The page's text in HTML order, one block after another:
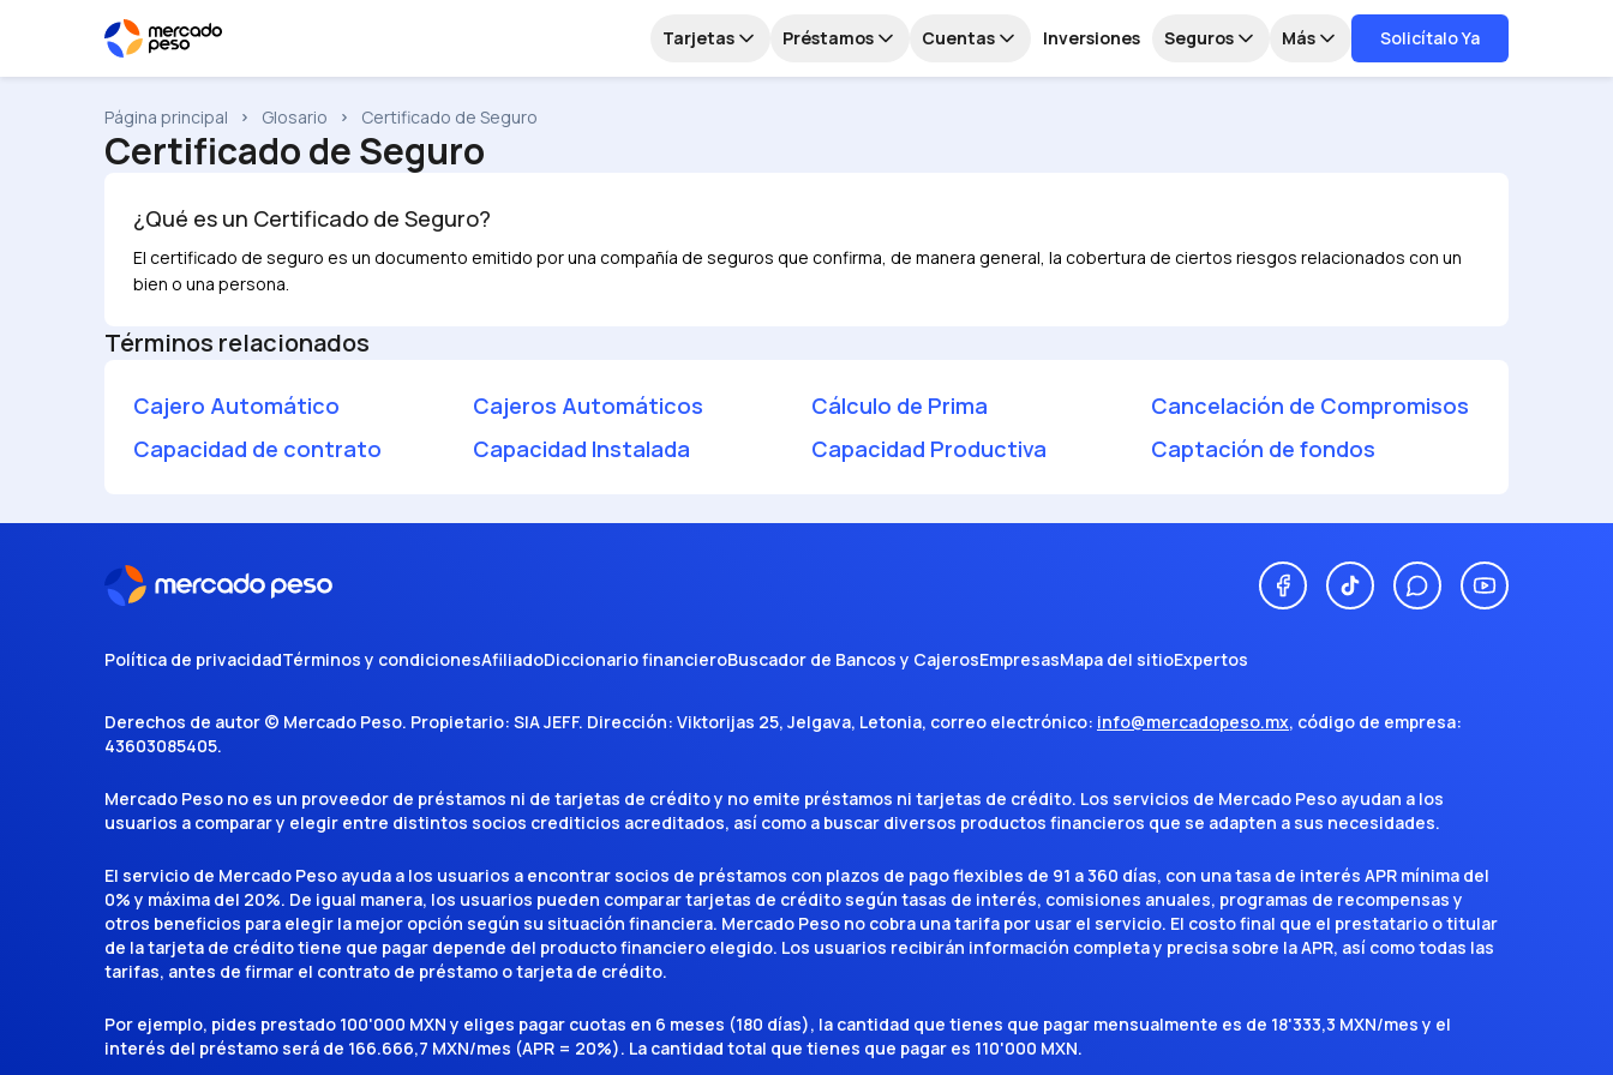
Tarjetas Préstamos Cuentas Inversiones Seguros Más Solicítalo Ya
Página principal Glosario Certificado de Seguro
Certificado de Seguro
¿Qué es un Certificado de Seguro?
El certificado de seguro es un documento emitido por una compañía de seguros que confirma, de manera general, la cobertura de ciertos riesgos relacionados con un
bien o una persona.
Términos relacionados
Cajero Automático Cajeros Automáticos Cálculo de Prima
Cancelación de Compromisos
Capacidad de contrato
Capacidad Instalada Capacidad Productiva Captación de fondos
Política de privacidadTérminos y condicionesAfiliadoDiccionario financieroBuscador de Bancos y CajerosEmpresasMapa del sitioExpertos
Derechos de autor © Mercado Peso. Propietario: SIA JEFF. Dirección: Viktorijas 25, Jelgava, Letonia, correo electrónico: info@mercadopeso.mx, código de empresa:
43603085405.
Mercado Peso no es un proveedor de préstamos ni de tarjetas de crédito y no emite préstamos ni tarjetas de crédito. Los servicios de Mercado Peso ayudan a los
usuarios a comparar y elegir entre distintos socios crediticios acreditados, así como a buscar diversos productos financieros que se adapten a sus necesidades.
El servicio de Mercado Peso ayuda a los usuarios a encontrar socios de préstamos con plazos de pago flexibles de 91 a 360 días, con una tasa de interés APR mínima del
0% y máxima del 20%. De igual manera, los usuarios pueden comparar tarjetas de crédito según tasas de interés, comisiones anuales, programas de recompensas y
otros beneficios para elegir la mejor opción según su situación financiera. Mercado Peso no cobra una tarifa por usar el servicio. El costo final que el prestatario o titular
de la tarjeta de crédito tiene que pagar depende del producto financiero elegido. Los usuarios recibirán información completa y precisa sobre la APR, así como todas las
tarifas, antes de firmar el contrato de préstamo o tarjeta de crédito.
Por ejemplo, pides prestado 100'000 MXN y eliges pagar cuotas en 6 meses (180 días), la cantidad que tienes que pagar mensualmente es de 18'333,3 MXN/mes y el
interés del préstamo será de 166.666,7 MXN/mes (APR = 20%). La cantidad total que tienes que pagar es 110'000 MXN.